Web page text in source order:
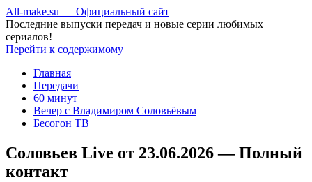
All-make.su — Официальный сайт
Последние выпуски передач и новые серии любимых
сериалов!
Перейти к содержимому
Главная
Передачи
60 минут
Вечер с Владимиром Соловьёвым
Бесогон ТВ
Соловьев Live от 23.06.2026 — Полный
контакт